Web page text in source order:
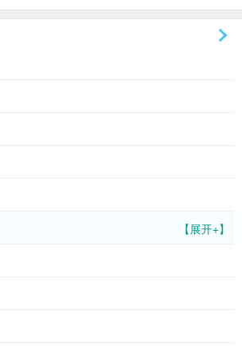
【展开+】